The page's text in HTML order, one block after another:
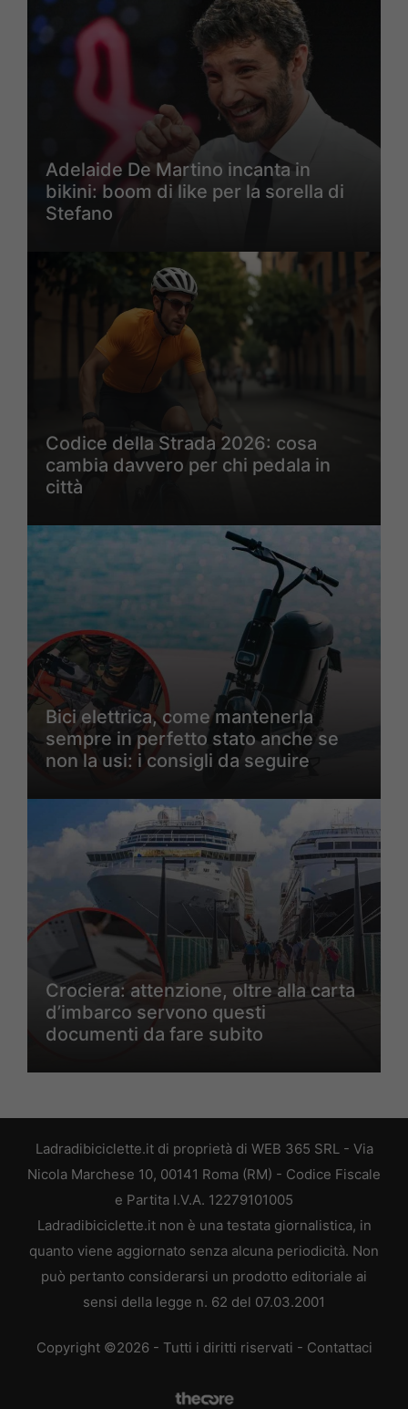
Adelaide De Martino incanta in
bikini: boom di like per la sorella di
Stefano
Codice della Strada 2026: cosa
cambia davvero per chi pedala in
città
Bici elettrica, come mantenerla
sempre in perfetto stato anche se
non la usi: i consigli da seguire
Crociera: attenzione, oltre alla carta
d’imbarco servono questi
documenti da fare subito
Ladradibiciclette.it di proprietà di WEB 365 SRL - Via
Nicola Marchese 10, 00141 Roma (RM) - Codice Fiscale
e Partita I.V.A. 12279101005
Ladradibiciclette.it non è una testata giornalistica, in
quanto viene aggiornato senza alcuna periodicità. Non
può pertanto considerarsi un prodotto editoriale ai
sensi della legge n. 62 del 07.03.2001
Copyright ©2026 - Tutti i diritti riservati - Contattaci